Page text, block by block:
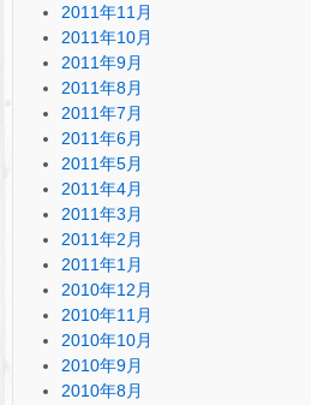
2011年11月
2011年10月
2011年9月
2011年8月
2011年7月
2011年6月
2011年5月
2011年4月
2011年3月
2011年2月
2011年1月
2010年12月
2010年11月
2010年10月
2010年9月
2010年8月